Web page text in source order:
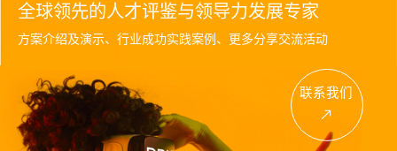
全球领先的人才评鉴与领导力发展专家
方案介绍及演示、行业成功实践案例、更多分享交流活动
联系我们